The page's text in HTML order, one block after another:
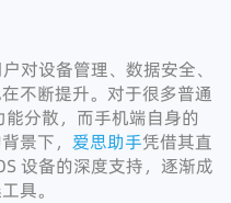
对设备管理、数据安全、
不断提升。对于很多普通
分散，而手机端自身的
景下， 爱思助手凭借其直
设备的深度支持，逐渐成
具。